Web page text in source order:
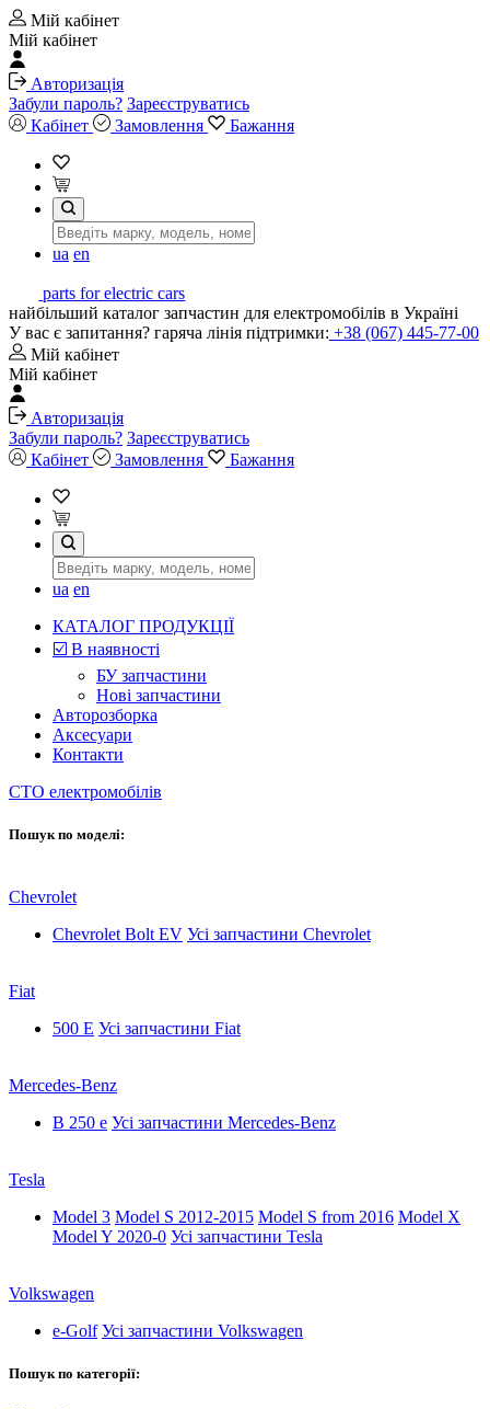
Мій кабінет
Мій кабінет
Авторизація
Забули пароль? Зареєструватись
Кабінет
Замовлення Бажання
ua en
parts for electric cars
найбільший каталог запчастин для електромобілів в Україні
У вас є запитання? гаряча лінія підтримки: +38 (067) 445-77-00
Мій кабінет
Мій кабінет
Авторизація
Забули пароль? Зареєструватись
Кабінет
Замовлення Бажання
ua en
КАТАЛОГ ПРОДУКЦІЇ
☑️ В наявності
БУ запчастини
Нові запчастини
Авторозборка
Аксесуари
Контакти
СТО електромобілів
Пошук по моделі:
Chevrolet
Chevrolet Bolt EV Усі запчастини Chevrolet
Fiat
500 E Усі запчастини Fiat
Mercedes-Benz
B 250 e Усі запчастини Mercedes-Benz
Tesla
Model 3 Model S 2012-2015 Model S from 2016 Model X
Model Y 2020-0 Усі запчастини Tesla
Volkswagen
e-Golf Усі запчастини Volkswagen
Пошук по категорії: